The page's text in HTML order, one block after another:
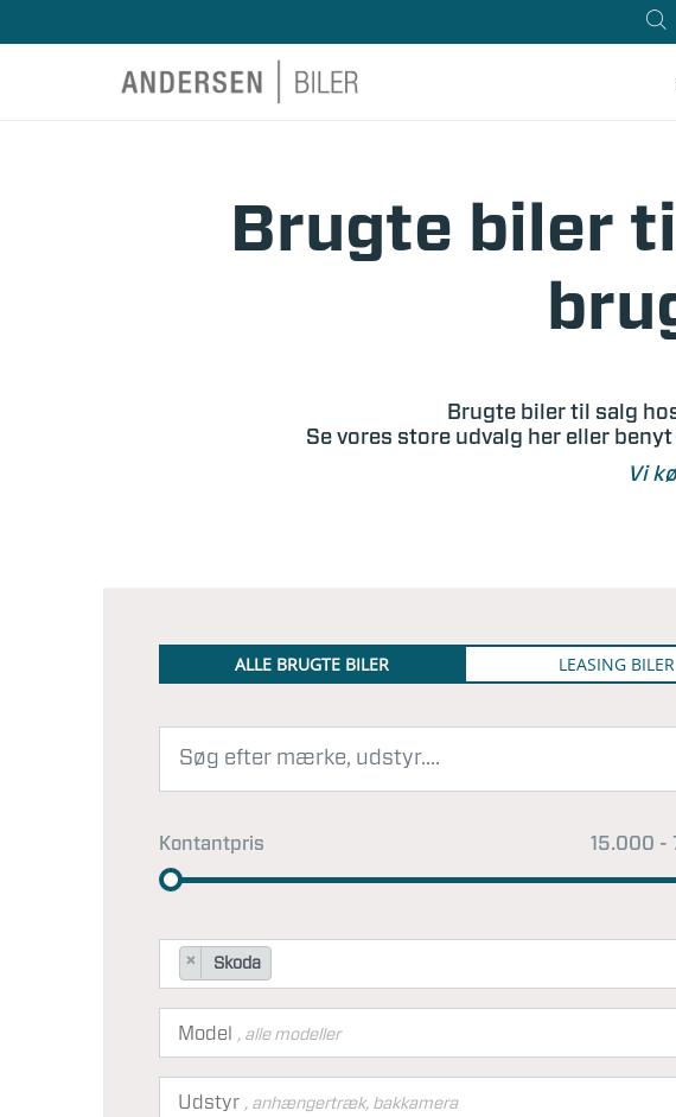
Brugte biler
Brugte biler til salg
Se vores store udvalg her eller
Vi
ALLE BRUGTE BILER LEASING BILER
Kontantpris 15.000 -
× Skoda
Model , alle modeller
Udstyr , anhængertræk, bakkamera